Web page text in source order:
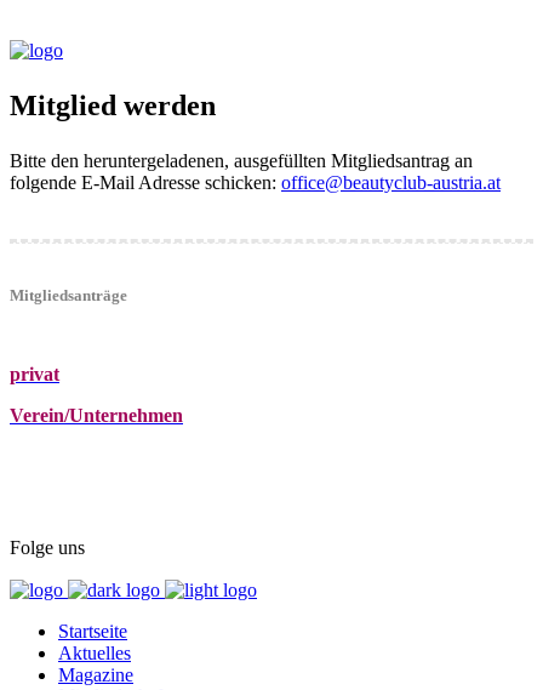
Mitglied werden
Bitte den heruntergeladenen, ausgefüllten Mitgliedsantrag an
folgende E-Mail Adresse schicken: office@beautyclub-austria.at
Mitgliedsanträge
privat
Verein/Unternehmen
Folge uns
Startseite
Aktuelles
Magazine